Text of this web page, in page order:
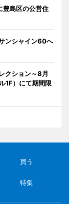
豊島区の公営住
ンシャイン60へ
クション～8月
1F）にて期間限
買う
特集